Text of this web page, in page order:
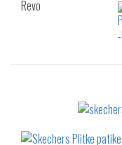
47.5
Revo